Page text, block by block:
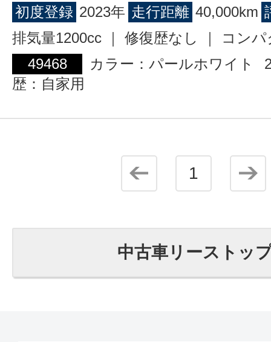
初度登録 2023年 走行距離 40,000km
排気量1200cc ｜ 修復歴なし ｜ コン
49468
カラー：パールホワイト
歴：自家用
1
中古車リーストッ